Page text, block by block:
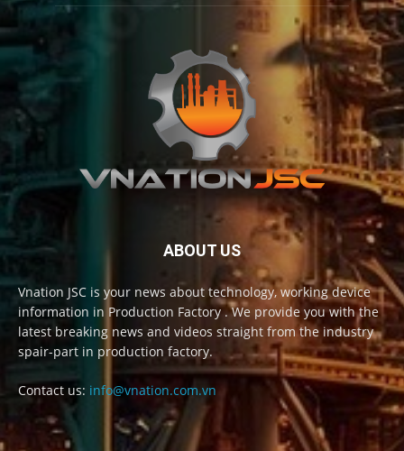
ABOUT US
Vnation JSC is your news about technology, working device
information in Production Factory . We provide you with the
latest breaking news and videos straight from the industry
spair-part in production factory.
Contact us: info@vnation.com.vn